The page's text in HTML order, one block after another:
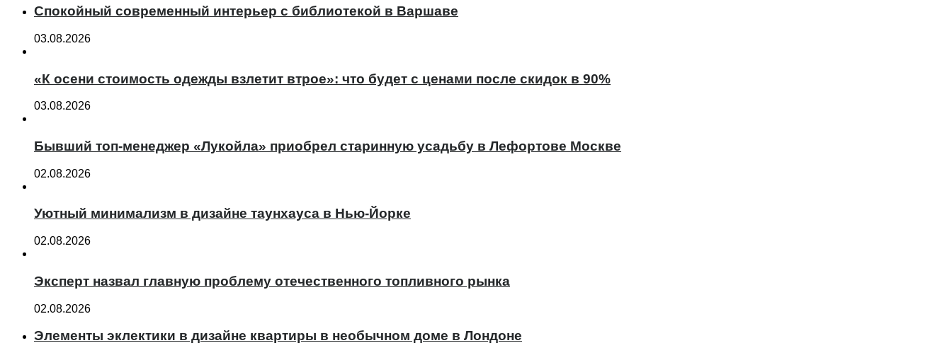
Спокойный современный интерьер с библиотекой в Варшаве
03.08.2026
«К осени стоимость одежды взлетит втрое»: что будет с ценами после скидок в 90%
03.08.2026
Бывший топ-менеджер «Лукойла» приобрел старинную усадьбу в Лефортове Москве
02.08.2026
Уютный минимализм в дизайне таунхауса в Нью-Йорке
02.08.2026
Эксперт назвал главную проблему отечественного топливного рынка
02.08.2026
Элементы эклектики в дизайне квартиры в необычном доме в Лондоне